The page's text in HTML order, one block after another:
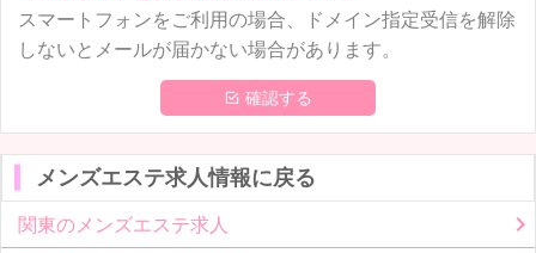
スマートフォンをご利用の場合、ドメイン指定受信を解除
しないとメールが届かない場合があります。
 確認する
メンズエステ求人情報に戻る
関東のメンズエステ求人